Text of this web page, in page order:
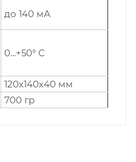
до 140 мА
0...+50° С
120х140х40 мм
700 гр